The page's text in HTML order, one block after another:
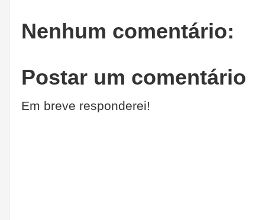
Nenhum comentário:
Postar um comentário
Em breve responderei!